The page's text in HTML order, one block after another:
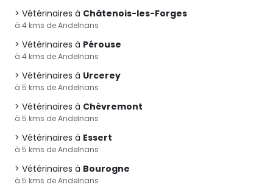
Vétérinaires à Châtenois-les-Forges
à 4 kms de Andelnans
Vétérinaires à Pérouse
à 4 kms de Andelnans
Vétérinaires à Urcerey
à 5 kms de Andelnans
Vétérinaires à Chèvremont
à 5 kms de Andelnans
Vétérinaires à Essert
à 5 kms de Andelnans
Vétérinaires à Bourogne
à 5 kms de Andelnans